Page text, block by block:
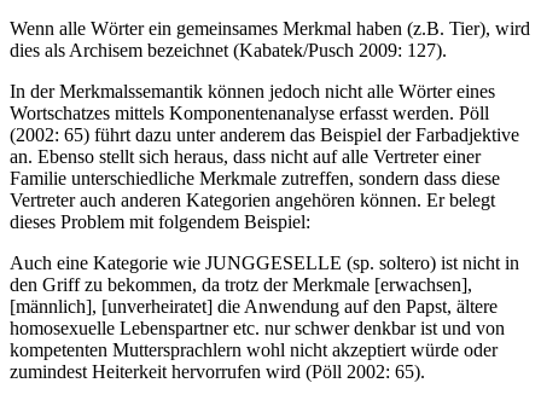
Wenn alle Wörter ein gemeinsames Merkmal haben (z.B. Tier), wird
dies als Archisem bezeichnet (Kabatek/Pusch 2009: 127).
In der Merkmalssemantik können jedoch nicht alle Wörter eines
Wortschatzes mittels Komponentenanalyse erfasst werden. Pöll
(2002: 65) führt dazu unter anderem das Beispiel der Farbadjektive
an. Ebenso stellt sich heraus, dass nicht auf alle Vertreter einer
Familie unterschiedliche Merkmale zutreffen, sondern dass diese
Vertreter auch anderen Kategorien angehören können. Er belegt
dieses Problem mit folgendem Beispiel:
Auch eine Kategorie wie JUNGGESELLE (sp. soltero) ist nicht in
den Griff zu bekommen, da trotz der Merkmale [erwachsen],
[männlich], [unverheiratet] die Anwendung auf den Papst, ältere
homosexuelle Lebenspartner etc. nur schwer denkbar ist und von
kompetenten Muttersprachlern wohl nicht akzeptiert würde oder
zumindest Heiterkeit hervorrufen wird (Pöll 2002: 65).